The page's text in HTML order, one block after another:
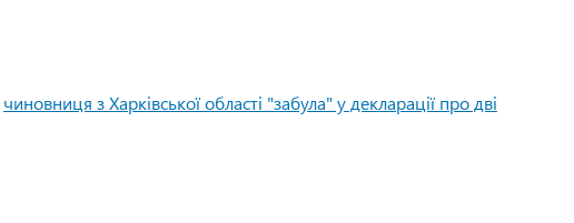
чиновниця з Харківської області "забула" у декларації про дві